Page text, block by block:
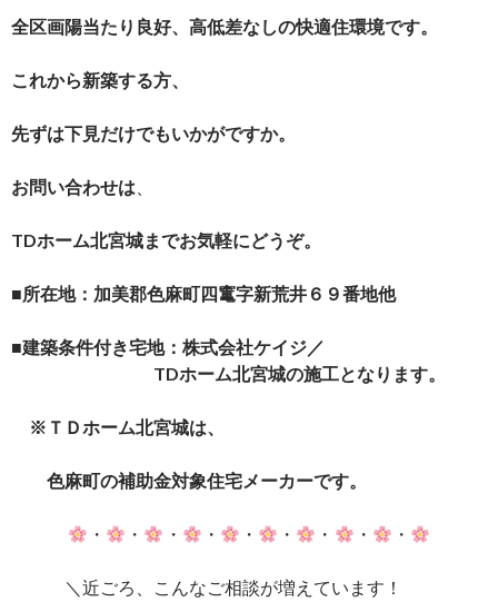
全区画陽当たり良好、高低差なしの快適住環境です。
これから新築する方、
先ずは下見だけでもいかがですか。
お問い合わせは
TDホーム北宮城までお気軽にどうぞ。
■所在地：加美郡色麻町四竃字新荒井６９番地他
■建築条件付き宅地：株式会社ケイジ／
TDホーム北宮城の施工となります。
※ＴＤホーム北宮城は、
色麻町の補助金対象住宅メーカーです。
・ ・ ・ ・ ・ ・ ・ ・ ・
＼近ごろ、こんなご相談が増えています！